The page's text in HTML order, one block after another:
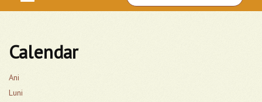
...
Calendar
Ani
Luni